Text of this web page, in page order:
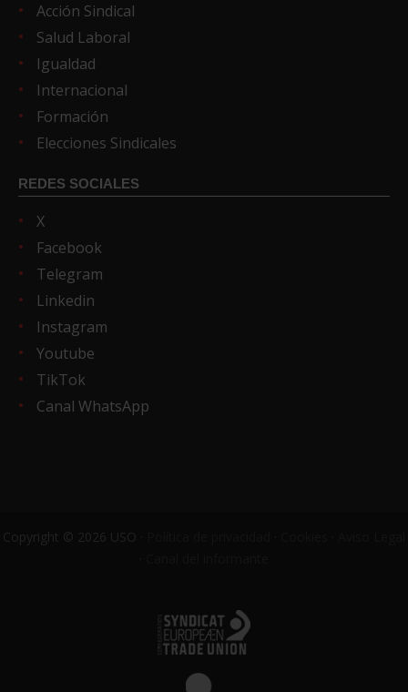
Acción Sindical
Salud Laboral
Igualdad
Internacional
Formación
Elecciones Sindicales
REDES SOCIALES
X
Facebook
Telegram
Linkedin
Instagram
Youtube
TikTok
Canal WhatsApp
Copyright © 2026 USO ·